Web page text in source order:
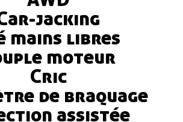
jacking
mains libres
moteur
Cric
de braquage
assistée